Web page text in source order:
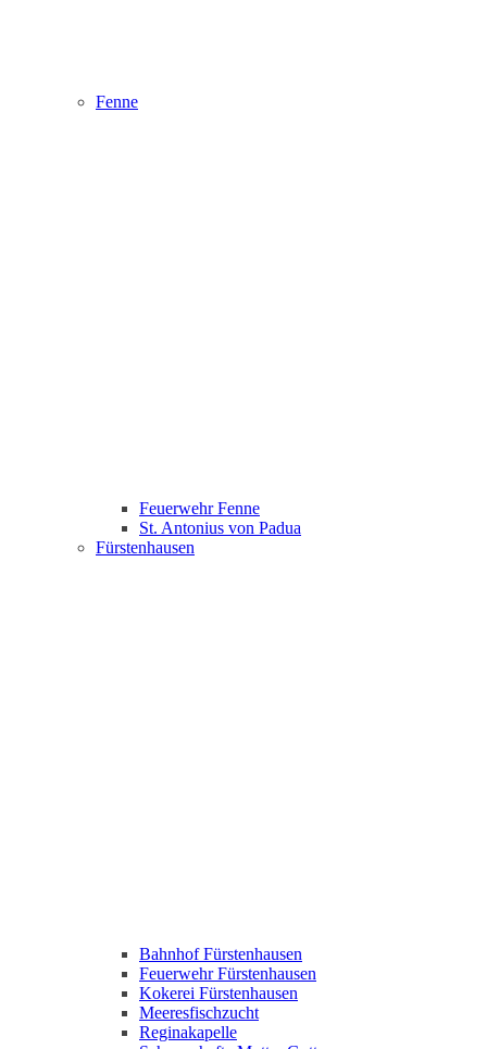
Fenne
Feuerwehr Fenne
St. Antonius von Padua
Fürstenhausen
Bahnhof Fürstenhausen
Feuerwehr Fürstenhausen
Kokerei Fürstenhausen
Meeresfischzucht
Reginakapelle